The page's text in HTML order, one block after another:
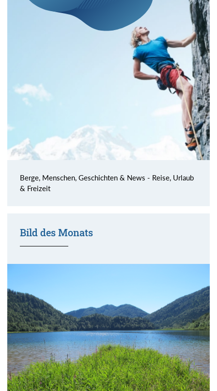
Berge, Menschen, Geschichten & News - Reise, Urlaub
& Freizeit
Bild des Monats